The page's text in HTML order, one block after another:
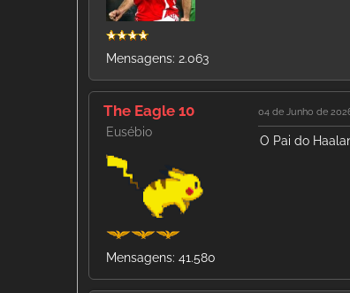
Mensagens: 2.063
The Eagle 10
Eusébio
Mensagens: 41.580
04 de Junho de
O Pai do